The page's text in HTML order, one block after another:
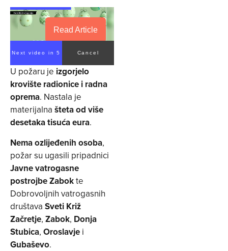
Read Article
Next video in 4 Cancel
U požaru je izgorjelo
krovište radionice i radna
oprema. Nastala je
materijalna šteta od više
desetaka tisuća eura.
Nema ozlijeđenih osoba,
požar su ugasili pripadnici
Javne vatrogasne
postrojbe Zabokte
Dobrovoljnih vatrogasnih
društava Sveti Križ
Začretje, Zabok, Donja
Stubica, Oroslavje i
Gubaševo.